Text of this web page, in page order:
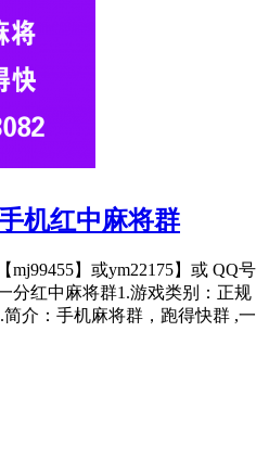
机红中麻将群
mj99455】或ym22175】或 QQ号
一分红中麻将群1.游戏类别：正规
介：手机麻将群，跑得快群 ,一